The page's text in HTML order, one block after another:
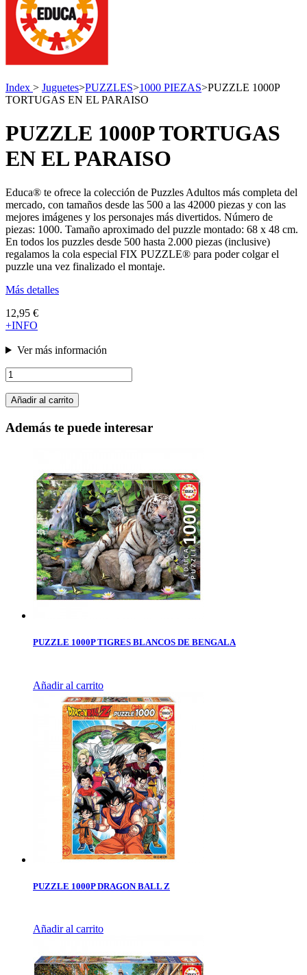
Index > Juguetes>PUZZLES>1000 PIEZAS>PUZZLE 1000P
TORTUGAS EN EL PARAISO
PUZZLE 1000P TORTUGAS
EN EL PARAISO
Educa® te ofrece la colección de Puzzles Adultos más completa del
mercado, con tamaños desde las 500 a las 42000 piezas y con las
mejores imágenes y los personajes más divertidos. Número de
piezas: 1000. Tamaño aproximado del puzzle montado: 68 x 48 cm.
En todos los puzzles desde 500 hasta 2.000 piezas (inclusive)
regalamos la cola especial FIX PUZZLE® para poder colgar el
puzzle una vez finalizado el montaje.
Más detalles
12,95 €
+INFO
Ver más información
Añadir al carrito
Además te puede interesar
PUZZLE 1000P TIGRES BLANCOS DE BENGALA
Añadir al carrito
PUZZLE 1000P DRAGON BALL Z
Añadir al carrito